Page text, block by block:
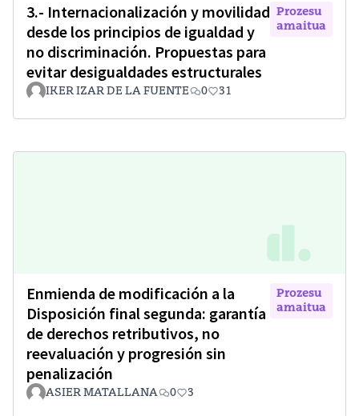
3.- Internacionalización y movilidad
desde los principios de igualdad y
no discriminación. Propuestas para
evitar desigualdades estructurales
Prozesu
amaitua
IKER IZAR DE LA FUENTE 0 31
Enmienda de modificación a la
Disposición final segunda: garantía
de derechos retributivos, no
reevaluación y progresión sin
penalización
Prozesu
amaitua
ASIER MATALLANA 0 3